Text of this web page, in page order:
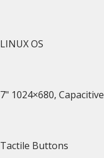
LINUX OS
7" 1024×680, Capacitive
Tactile Buttons